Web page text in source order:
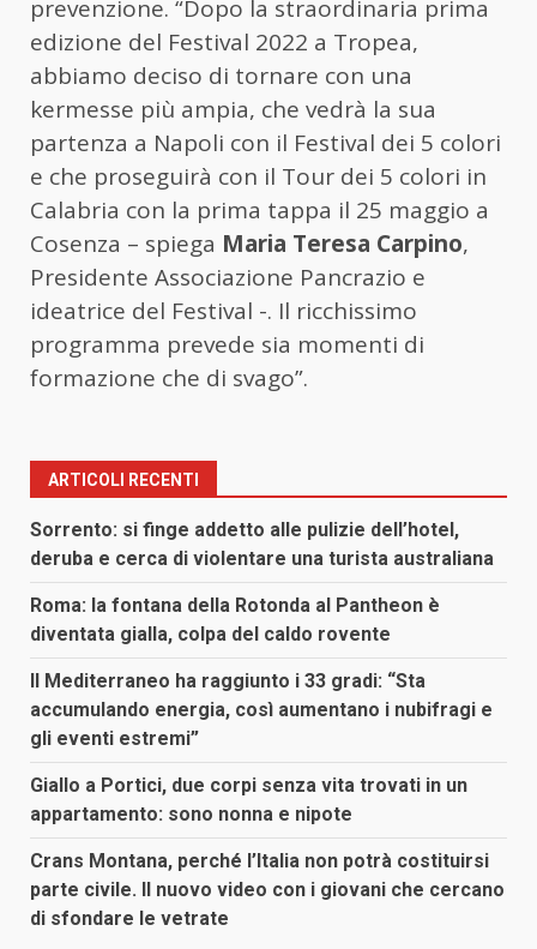
prevenzione. “Dopo la straordinaria prima
edizione del Festival 2022 a Tropea,
abbiamo deciso di tornare con una
kermesse più ampia, che vedrà la sua
partenza a Napoli con il Festival dei 5 colori
e che proseguirà con il Tour dei 5 colori in
Calabria con la prima tappa il 25 maggio a
Cosenza – spiega Maria Teresa Carpino,
Presidente Associazione Pancrazio e
ideatrice del Festival -. Il ricchissimo
programma prevede sia momenti di
formazione che di svago”.
ARTICOLI RECENTI
Sorrento: si finge addetto alle pulizie dell’hotel,
deruba e cerca di violentare una turista australiana
Roma: la fontana della Rotonda al Pantheon è
diventata gialla, colpa del caldo rovente
Il Mediterraneo ha raggiunto i 33 gradi: “Sta
accumulando energia, così aumentano i nubifragi e
gli eventi estremi”
Giallo a Portici, due corpi senza vita trovati in un
appartamento: sono nonna e nipote
Crans Montana, perché l’Italia non potrà costituirsi
parte civile. Il nuovo video con i giovani che cercano
di sfondare le vetrate